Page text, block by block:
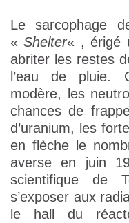
Le sarcophage
«Shelter« , érigé
abriter les restes
l’eau de pluie.
modère, les
chances de
d’uranium, les
en flèche le
averse en juin
scientifique de
s’exposer aux
le hall du